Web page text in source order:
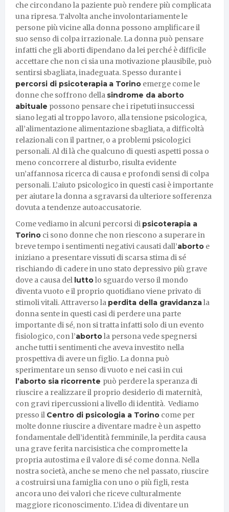
che circondano la paziente può rendere più complicata
una ripresa. Talvolta anche involontariamente le
persone più vicine alla donna possono amplificare il
suo senso di colpa irrazionale. La donna può pensare
infatti che gli aborti dipendano da lei perché è difficile
accettare che non ci sia una motivazione plausibile, può
sentirsi sbagliata, inadeguata. Spesso durante i
percorsi di psicoterapia a Torino emerge come le
donne che soffrono della sindrome da aborto
abituale possono pensare che i ripetuti insuccessi
siano legati al troppo lavoro, alla tensione psicologica,
all’alimentazione alimentazione sbagliata, a difficoltà
relazionali con il partner, o a problemi psicologici
personali. Al di là che qualcuno di questi aspetti possa o
meno concorrere al disturbo, risulta evidente
un’affannosa ricerca di causa e profondi sensi di colpa
personali. L’aiuto psicologico in questi casi è importante
per aiutare la donna a sgravarsi da ulteriore sofferenza
dovuta a tendenze autoaccusatorie.
Come vediamo in alcuni percorsi di psicoterapia a
Torino ci sono donne che non riescono a superare in
breve tempo i sentimenti negativi causati dall’aborto e
iniziano a presentare vissuti di scarsa stima di sé
rischiando di cadere in uno stato depressivo più grave
dove a causa del luttolo sguardo verso il mondo
diventa vuoto e il proprio quotidiano viene privato di
stimoli vitali. Attraverso la perdita della gravidanzala
donna sente in questi casi di perdere una parte
importante di sé, non si tratta infatti solo di un evento
fisiologico, con l’abortola persona vede spegnersi
anche tutti i sentimenti che aveva investito nella
prospettiva di avere un figlio. La donna può
sperimentare un senso di vuoto e nei casi in cui
l’aborto sia ricorrente può perdere la speranza di
riuscire a realizzare il proprio desiderio di maternità,
con gravi ripercussioni a livello di identità. Vediamo
presso il Centro di psicologia a Torino come per
molte donne riuscire a diventare madre è un aspetto
fondamentale dell’identità femminile, la perdita causa
una grave ferita narcisistica che compromette la
propria autostima e il valore di sé come donna. Nella
nostra società, anche se meno che nel passato, riuscire
a costruirsi una famiglia con uno o più figli, resta
ancora uno dei valori che riceve culturalmente
maggiore riconoscimento. L’idea di diventare un